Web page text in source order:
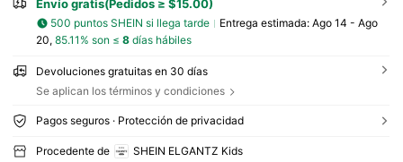
Envío gratis(Pedidos ≥ $15.00)
500 puntos SHEIN si llega tarde Entrega estimada: Ago 14 - Ago
20, 85.11% son ≤ 8días hábiles
Devoluciones gratuitas en 30 días
Se aplican los términos y condiciones
Pagos seguros · Protección de privacidad
Procedente de
SHEIN ELGANTZ Kids